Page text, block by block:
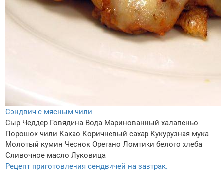
Сэндвич с мясным чили
Сыр Чеддер Говядина Вода Маринованный халапеньо
Порошок чили Какао Коричневый сахар Кукурузная мука
Молотый кумин Чеснок Орегано Ломтики белого хлеба
Сливочное масло Луковица
Рецепт приготовления сендвичей на завтрак.